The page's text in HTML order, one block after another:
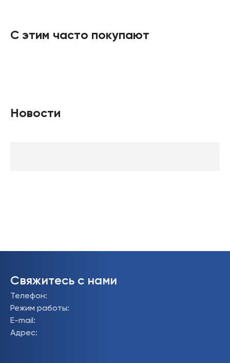
С этим часто покупают
Новости
Свяжитесь с нами
Телефон:
Режим работы:
E-mail :
Адрес: